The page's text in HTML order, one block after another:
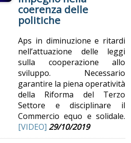
coerenza delle
politiche
Aps in diminuzione e ritardi
nell’attuazione delle leggi
sulla cooperazione allo
sviluppo. Necessario
garantire la piena operatività
della Riforma del Terzo
Settore e disciplinare il
Commercio equo e solidale.
[VIDEO] 29/10/2019